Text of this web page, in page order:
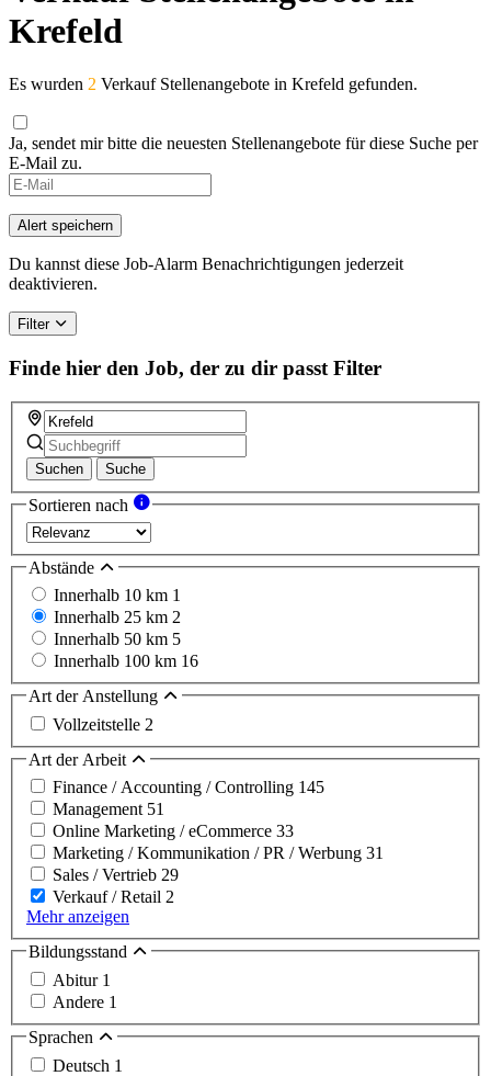
Krefeld
Es wurden 2 Verkauf Stellenangebote in Krefeld gefunden.
Ja, sendet mir bitte die neuesten Stellenangebote für diese Suche per
E-Mail zu.
If
you
are
a
human,
ignore
field
Alert speichern
Du kannst diese Job-Alarm Benachrichtigungen jederzeit
deaktivieren.
Filter
Finde hier den Job, der zu dir passt Filter
Suchen Suche
Sortieren nach
Abstände
Innerhalb 10 km 1
Innerhalb 25 km 2
Innerhalb 50 km 5
Innerhalb 100 km 16
Art der Anstellung
Vollzeitstelle 2
Art der Arbeit
Finance / Accounting / Controlling 145
Management 51
Online Marketing / eCommerce 33
Marketing / Kommunikation / PR / Werbung 31
Sales / Vertrieb 29
Verkauf / Retail 2
Mehr anzeigen
Bildungsstand
Abitur 1
Andere 1
Sprachen
Deutsch 1